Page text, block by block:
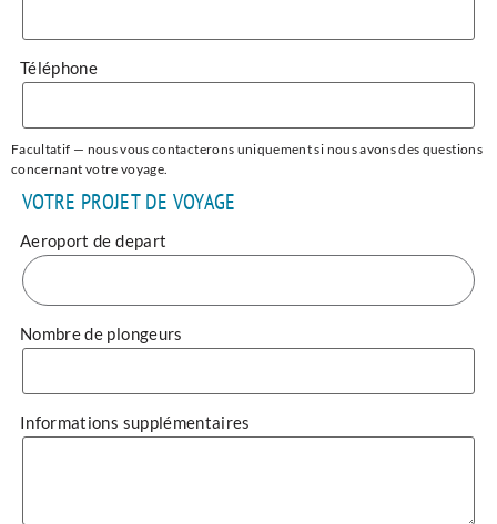
Téléphone
Facultatif — nous vous contacterons uniquement si nous avons des questions
concernant votre voyage.
VOTRE PROJET DE VOYAGE
Aeroport de depart
Nombre de plongeurs
Informations supplémentaires